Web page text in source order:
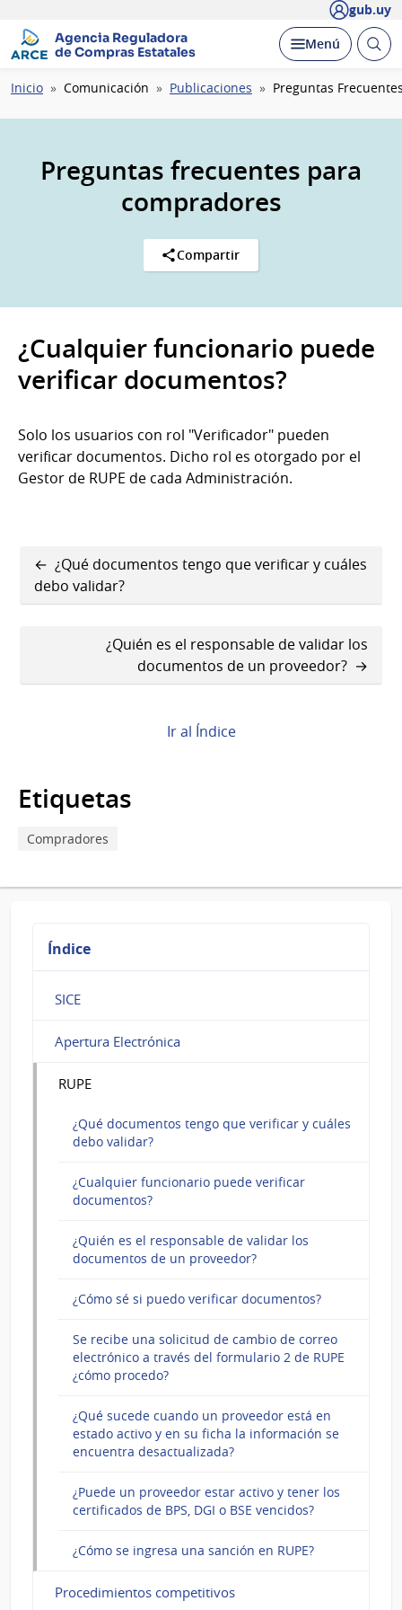
gub.uy
Agencia Reguladora
de Compras Estatales
Desplegar
Menú Abrir
Ruta
navegación
Inicio Comunicación Publicaciones Preguntas
Preguntas frecuentes para
compradores
Compartir
¿Cualquier funcionario puede
verificar documentos?
Solo los usuarios con rol "Verificador" pueden
verificar documentos. Dicho rol es otorgado por el
Gestor de RUPE de cada Administración.
Enlaces
transversales
para
funcionario
puede
verificar
documentos?
¿Qué documentos tengo que verificar y cuáles
debo validar?
¿Quién es el responsable de validar los
documentos de un proveedor?
Ir al Índice
Etiquetas
Compradores
Índice
SICE
Apertura Electrónica
RUPE
¿Qué documentos tengo que verificar y cuáles
debo validar?
¿Cualquier funcionario puede verificar
documentos?
¿Quién es el responsable de validar los
documentos de un proveedor?
¿Cómo sé si puedo verificar documentos?
Se recibe una solicitud de cambio de correo
electrónico a través del formulario 2 de RUPE
¿cómo procedo?
¿Qué sucede cuando un proveedor está en
estado activo y en su ficha la información se
encuentra desactualizada?
¿Puede un proveedor estar activo y tener los
certificados de BPS, DGI o BSE vencidos?
¿Cómo se ingresa una sanción en RUPE?
Procedimientos competitivos